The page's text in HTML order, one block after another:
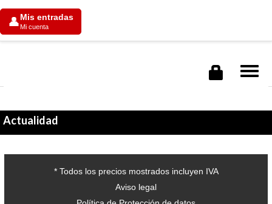
👤Mis entradas
Mi cuenta
Actualidad
* Todos los precios mostrados incluyen IVA
Aviso legal